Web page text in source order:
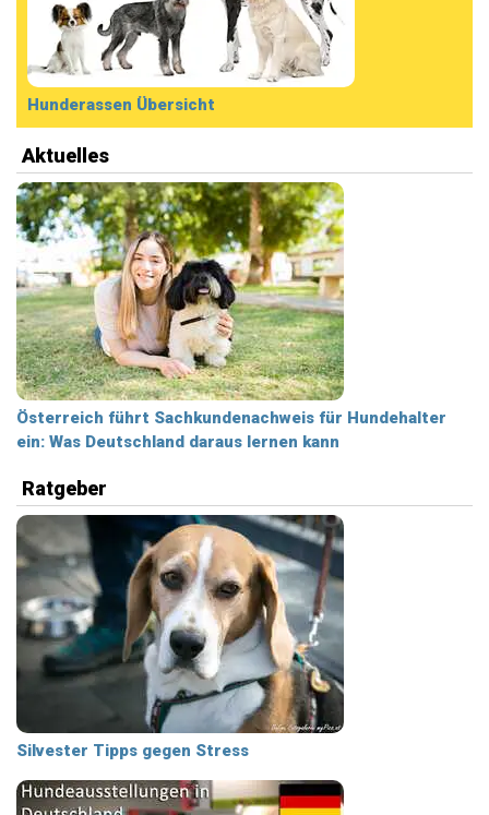
Hunderassen Übersicht
Aktuelles
Österreich führt Sachkundenachweis für Hundehalter
ein: Was Deutschland daraus lernen kann
Ratgeber
Silvester Tipps gegen Stress